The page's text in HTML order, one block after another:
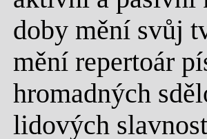
doby mění svůj
mění repertoár
hromadných
lidových